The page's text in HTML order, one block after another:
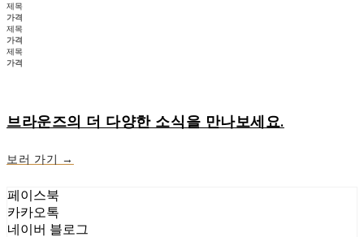
제목
가격
제목
가격
제목
가격
브라운즈의 더 다양한 소식을 만나보세요.
보러 가기 →
페이스북
카카오톡
네이버 블로그